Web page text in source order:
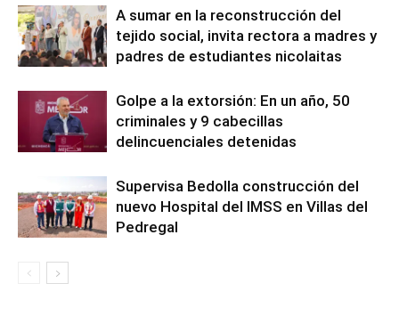
A sumar en la reconstrucción del
tejido social, invita rectora a madres y
padres de estudiantes nicolaitas
Golpe a la extorsión: En un año, 50
criminales y 9 cabecillas
delincuenciales detenidas
Supervisa Bedolla construcción del
nuevo Hospital del IMSS en Villas del
Pedregal